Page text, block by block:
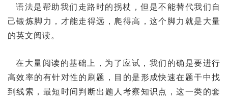
语法是帮助我们走路时的拐杖，但是不能替代我们自
己锻炼脚力，才能走得远，爬得高，这个脚力就是大量
的英文阅读。
在大量阅读的基础上，为了应试，我们的确是要进行
高效率的有针对性的刷题，目的是形成快速在题干中找
到线索，最短时间判断出题人考察知识点，这一类的套